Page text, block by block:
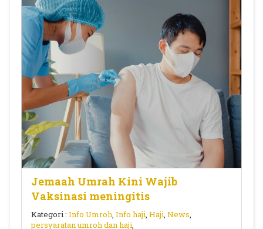
Jemaah Umrah Kini Wajib
Vaksinasi meningitis
Kategori : Info Umroh Info haji Haji News
persyaratan umroh dan haji